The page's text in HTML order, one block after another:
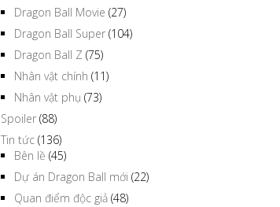
Dragon Ball Movie (27)
Dragon Ball Super (104)
Dragon Ball Z (75)
Nhân vật chính (11)
Nhân vật phụ (73)
Spoiler (88)
Tin tức (136)
Bên lề (45)
Dự án Dragon Ball mới (22)
Quan điểm độc giả (48)